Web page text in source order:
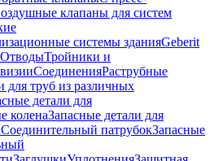
клапаны для систем
системы зданияGeberit
ОтводыТройники и
СоединенияРаструбные
для труб из различных
детали для
коленаЗапасные детали для
Соединительный патрубокЗапасные